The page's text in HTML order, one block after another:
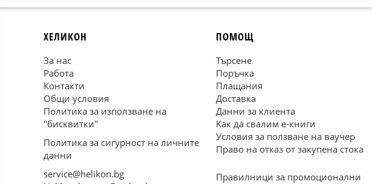
ХЕЛИКОН
За нас
Работа
Контакти
Общи условия
Политика за използване на
"бисквитки"
Политика за сигурност на личните
данни
service@helikon.bg
ПОМОЩ
Търсене
Поръчка
Плащания
Доставка
Данни за клиента
Как да свалим е-книги
Условия за ползване на ваучер
Право на отказ от закупена стока
Правилници за промоционални